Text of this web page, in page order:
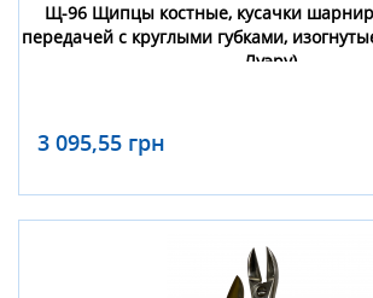
Щ-96 Щипцы костные, кусачки
передачей с круглыми губками,
Луэру)
3 095,55 грн